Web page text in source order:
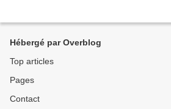
Hébergé par Overblog
Top articles
Pages
Contact